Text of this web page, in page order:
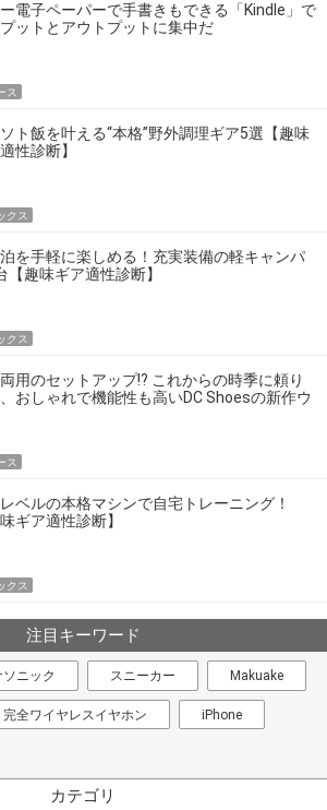
電子ペーパーで手書きもできる「Kindle」で
ットとアウトプットに集中だ
ス
ト飯を叶える“本格”野外調理ギア5選【趣味
性診断】
クス
を手軽に楽しめる！充実装備の軽キャンパ
【趣味ギア適性診断】
クス
用のセットアップ!? これからの時季に頼り
おしゃれで機能性も高いDC Shoesの新作ウ
ス
ベルの本格マシンで自宅トレーニング！
味ギア適性診断】
クス
注目キーワード
ニック スニーカー Makuake
完全ワイヤレスイヤホン iPhone
カテゴリ